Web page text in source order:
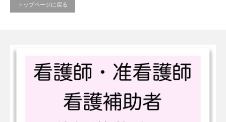
トップページに戻る